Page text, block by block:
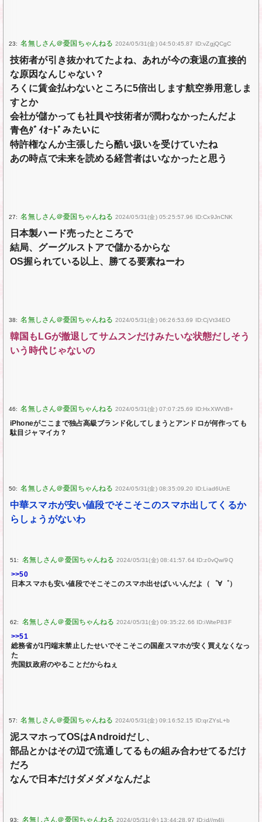
23: 2024/05/31(金) 04:50:45.87 ID:vZgjQCgC
技術者が引き抜かれてたよね、あれが今の衰退の直接的
な原因なんじゃない？
ろくに賃金払わないところに5倍出します航空券用意しま
すとか
会社が儲かっても社員や技術者が潤わなかったんだよ
青色ﾀﾞｲｵｰﾄﾞみたいに
特許権なんか主張したら酷い扱いを受けていたね
あの時点で未来を読める経営者はいなかったと思う
27: 2024/05/31(金) 05:25:57.96 ID:Cx9JnCNK
日本製ハード売ったところで
結局、グーグルストアで儲かるからな
OS握られている以上、勝てる要素ねーわ
38: 2024/05/31(金) 06:26:53.69 ID:CjVt34EO
韓国もLGが撤退してサムスンだけみたいな状態だしそう
いう時代じゃないの
46: 2024/05/31(金) 07:07:25.69 ID:HxXWVtB+
iPhoneがここまで独占高級ブランド化してしまうとアンドロが何作っても
駄目ジャマイカ？
50: 2024/05/31(金) 08:35:09.20 ID:Liad6UnE
中華スマホが安い値段でそこそこのスマホ出してくるか
らしょうがないわ
51: 2024/05/31(金) 08:41:57.64 ID:z0vQw/9Q
>>50
日本スマホも安い値段でそこそこのスマホ出せばいいんだよ（゜∀゜）
62: 2024/05/31(金) 09:35:22.66 ID:iWteP83F
>>51
総務省が1円端末禁止したせいでそこそこの国産スマホが安く買えなくなっ
た
売国奴政府のやることだからねぇ
57: 2024/05/31(金) 09:16:52.15 ID:qrZYsL+b
泥スマホってOSはAndroidだし、
部品とかはその辺で流通してるもの組み合わせてるだけ
だろ
なんで日本だけダメダメなんだよ
93: 2024/05/31(金) 13:44:28.97 ID:jd//m4li